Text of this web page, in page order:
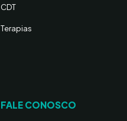
CDT
Terapias
FALE CONOSCO